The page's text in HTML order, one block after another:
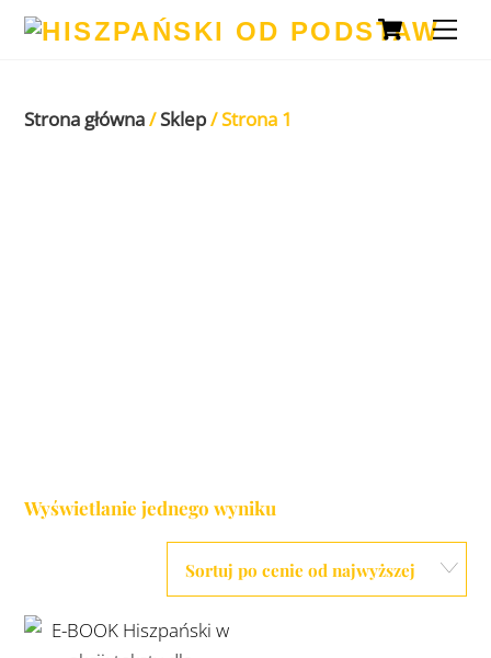
Skip
Strona główna/Sklep/ Strona 1
Wyświetlanie jednego wyniku